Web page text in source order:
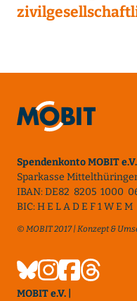
Spendenkonto MOBIT e.V.
Sparkasse
IBAN: DE82 8205 1000
BIC: H E L A D E F 1 W E M
© MOBIT 2017 | Konzept &
MOBIT e.V. |